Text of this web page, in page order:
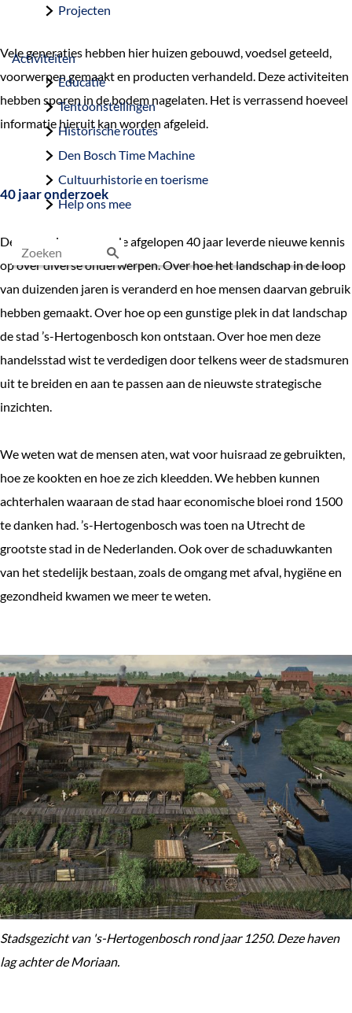
Projecten
Activiteiten
Educatie
Tentoonstellingen
Historische routes
Den Bosch Time Machine
Cultuurhistorie en toerisme
Help ons mee
Z
o
e
k
e
n
Vele generaties hebben hier huizen gebouwd, voedsel geteeld,
voorwerpen gemaakt en producten verhandeld. Deze activiteiten
hebben sporen in de bodem nagelaten. Het is verrassend hoeveel
informatie hieruit kan worden afgeleid.
40 jaar onderzoek
De opgravingen over de afgelopen 40 jaar leverde nieuwe kennis
op over diverse onderwerpen. Over hoe het landschap in de loop
van duizenden jaren is veranderd en hoe mensen daarvan gebruik
hebben gemaakt. Over hoe op een gunstige plek in dat landschap
de stad ’s-Hertogenbosch kon ontstaan. Over hoe men deze
handelsstad wist te verdedigen door telkens weer de stadsmuren
uit te breiden en aan te passen aan de nieuwste strategische
inzichten.
We weten wat de mensen aten, wat voor huisraad ze gebruikten,
hoe ze kookten en hoe ze zich kleedden. We hebben kunnen
achterhalen waaraan de stad haar economische bloei rond 1500
te danken had. ’s-Hertogenbosch was toen na Utrecht de
grootste stad in de Nederlanden. Ook over de schaduwkanten
van het stedelijk bestaan, zoals de omgang met afval, hygiëne en
gezondheid kwamen we meer te weten.
Stadsgezicht van 's-Hertogenbosch rond jaar 1250. Deze haven
lag achter de Moriaan.